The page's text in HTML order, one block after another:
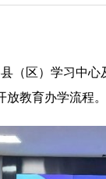
（区）学习中
教育办学流程。